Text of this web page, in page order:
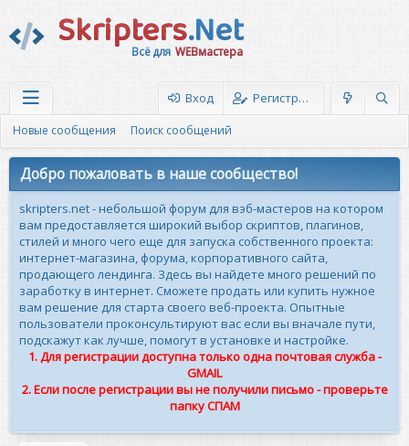
Skripters.Net
Всё для WEBмастера
Вход Регистрация
Новые сообщения Поиск сообщений
Добро пожаловать в наше сообщество!
skripters.net - небольшой форум для вэб-мастеров на котором
вам предоставляется широкий выбор скриптов, плагинов,
стилей и много чего еще для запуска собственного проекта:
интернет-магазина, форума, корпоративного сайта,
продающего лендинга. Здесь вы найдете много решений по
заработку в интернет. Сможете продать или купить нужное
вам решение для старта своего веб-проекта. Опытные
пользователи проконсультируют вас если вы вначале пути,
подскажут как лучше, помогут в установке и настройке.
1. Для регистрации доступна только одна почтовая служба -
GMAIL
2. Если после регистрации вы не получили письмо - проверьте
папку СПАМ